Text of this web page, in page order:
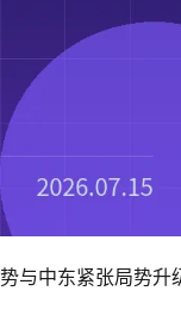
与中东紧张局势升